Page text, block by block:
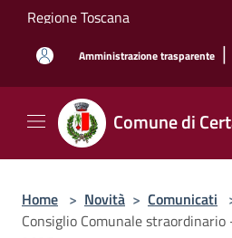
Salta al contenuto principale
Regione Toscana
Amministrazione trasparente |
Comune di
Home > Novità > Comunicati
Consiglio Comunale